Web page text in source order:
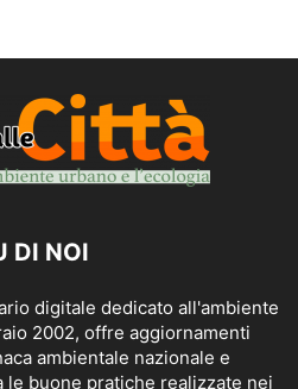
DI NOI
digitale dedicato all'ambiente
2002, offre aggiornamenti
ambientale nazionale e
le buone pratiche realizzate nei